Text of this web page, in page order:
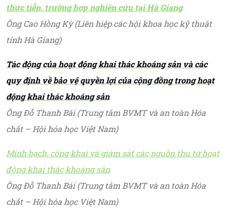
thực tiễn, trường hợp nghiên cứu tại Hà Giang
Ông Cao Hồng Kỳ (Liên hiệp các hội khoa học kỹ thuật
tỉnh Hà Giang)
Tác động của hoạt động khai thác khoáng sản và các
quy định về bảo vệ quyền lợi của cộng đồng trong hoạt
động khai thác khoáng sản
Ông Đỗ Thanh Bái (Trung tâm BVMT và an toàn Hóa
chất – Hội hóa học Việt Nam)
Minh bạch, công khai và giám sát các nguồn thu từ hoạt
động khai thác khoáng sản
Ông Đỗ Thanh Bái (Trung tâm BVMT và an toàn Hóa
chất – Hội hóa học Việt Nam)